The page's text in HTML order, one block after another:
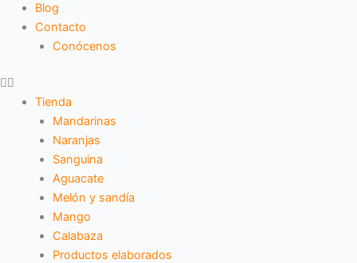
Blog
Contacto
Conócenos
Tienda
Mandarinas
Naranjas
Sanguina
Aguacate
Melón y sandía
Mango
Calabaza
Productos elaborados